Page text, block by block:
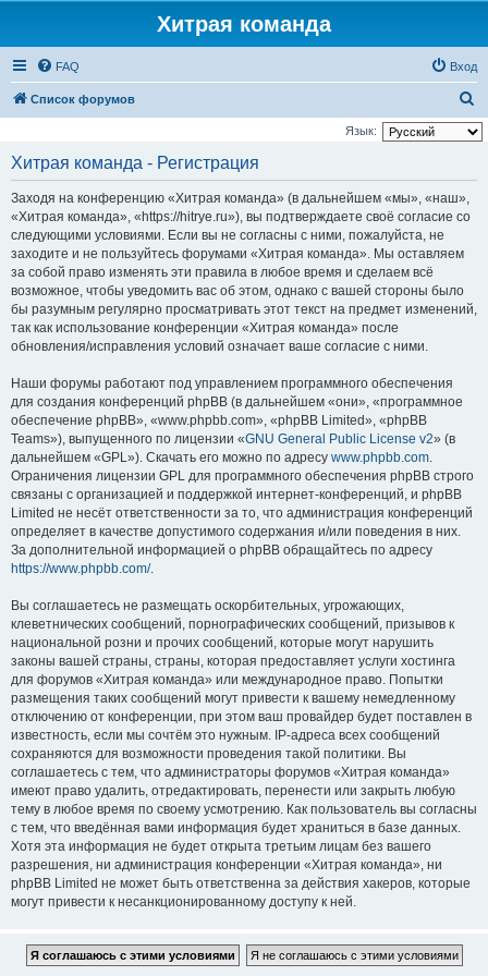
Хитрая команда
FAQ Вход
Список форумов
о
Язык:
Хитрая команда - Регистрация
Заходя на конференцию «Хитрая команда» (в дальнейшем «мы», «наш»,
«Хитрая команда», «https://hitrye.ru»), вы подтверждаете своё согласие со
следующими условиями. Если вы не согласны с ними, пожалуйста, не
заходите и не пользуйтесь форумами «Хитрая команда». Мы оставляем
за собой право изменять эти правила в любое время и сделаем всё
возможное, чтобы уведомить вас об этом, однако с вашей стороны было
бы разумным регулярно просматривать этот текст на предмет изменений,
так как использование конференции «Хитрая команда» после
обновления/исправления условий означает ваше согласие с ними.
Наши форумы работают под управлением программного обеспечения
для создания конференций phpBB (в дальнейшем «они», «программное
обеспечение phpBB», «www.phpbb.com», «phpBB Limited», «phpBB
Teams»), выпущенного по лицензии «GNU General Public License v2» (в
дальнейшем «GPL»). Скачать его можно по адресу www.phpbb.com.
Ограничения лицензии GPL для программного обеспечения phpBB строго
связаны с организацией и поддержкой интернет-конференций, и phpBB
Limited не несёт ответственности за то, что администрация конференций
определяет в качестве допустимого содержания и/или поведения в них.
За дополнительной информацией о phpBB обращайтесь по адресу
https://www.phpbb.com/.
Вы соглашаетесь не размещать оскорбительных, угрожающих,
клеветнических сообщений, порнографических сообщений, призывов к
национальной розни и прочих сообщений, которые могут нарушить
законы вашей страны, страны, которая предоставляет услуги хостинга
для форумов «Хитрая команда» или международное право. Попытки
размещения таких сообщений могут привести к вашему немедленному
отключению от конференции, при этом ваш провайдер будет поставлен в
известность, если мы сочтём это нужным. IP-адреса всех сообщений
сохраняются для возможности проведения такой политики. Вы
соглашаетесь с тем, что администраторы форумов «Хитрая команда»
имеют право удалить, отредактировать, перенести или закрыть любую
тему в любое время по своему усмотрению. Как пользователь вы согласны
с тем, что введённая вами информация будет храниться в базе данных.
Хотя эта информация не будет открыта третьим лицам без вашего
разрешения, ни администрация конференции «Хитрая команда», ни
phpBB Limited не может быть ответственна за действия хакеров, которые
могут привести к несанкционированному доступу к ней.